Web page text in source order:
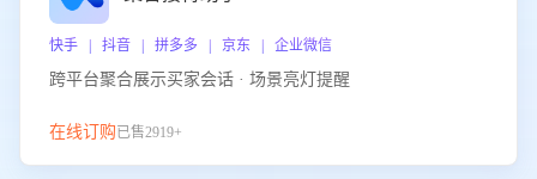
快手 | 抖音 | 拼多多 | 京东 | 企业微信
跨平台聚合展示买家会话 · 场景亮灯提醒
在线订购已售2919+